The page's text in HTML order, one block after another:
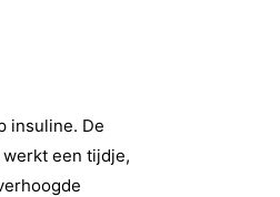
insuline. De
werkt een tijdje,